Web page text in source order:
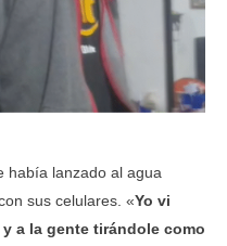
había lanzado al agua
sus celulares. «Yo vi
a la gente tirándole como